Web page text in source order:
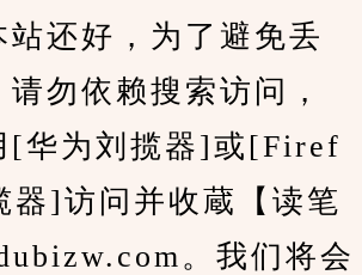
站还好，为了避免丢
勿依赖搜索访问，
[华为刘揽器]或[Firef
器]访问并收蔵【读笔
。我们将会